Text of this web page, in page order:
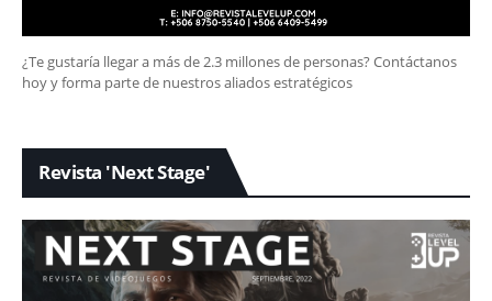
¿Te gustaría llegar a más de 2.3 millones de personas? Contáctanos
hoy y forma parte de nuestros aliados estratégicos
Revista 'Next Stage'